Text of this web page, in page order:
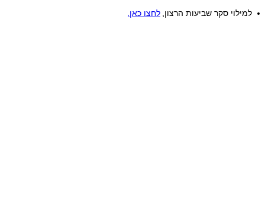
• למילוי סקר שביעות הרצון, לחצו כאן.